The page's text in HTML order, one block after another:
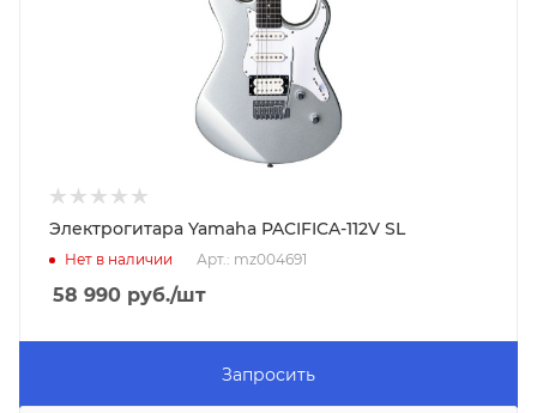
Электрогитара Yamaha PACIFICA-112V SL
Нет в наличии Арт.: mz004691
58 990 руб./шт
Запросить